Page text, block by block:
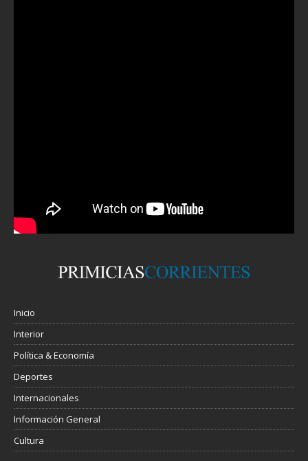
Inicio
Interior
Política & Economía
Deportes
Internacionales
Información General
Cultura